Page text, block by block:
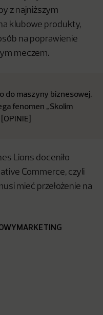
z najniższym
klubowe produkty,
na poprawienie
meczem.
do maszyny biznesowej.
fenomen „Skolim
Lions doceniło
Commerce, czyli
mieć przełożenie na